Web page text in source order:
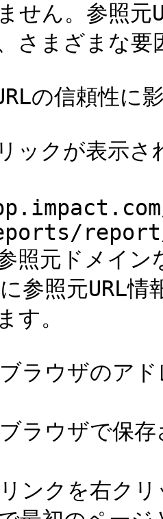
せん。参照
さまざまな要
の信頼性に
ックが表示
照元ドメイ
参照元URL情
す。
ラウザのアド
ラウザで保
ンクを右ク